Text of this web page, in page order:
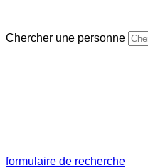
Chercher une personne
formulaire de recherche